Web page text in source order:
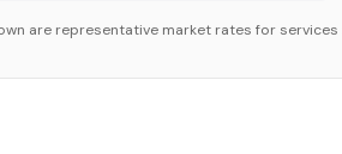
are representative market rates for services